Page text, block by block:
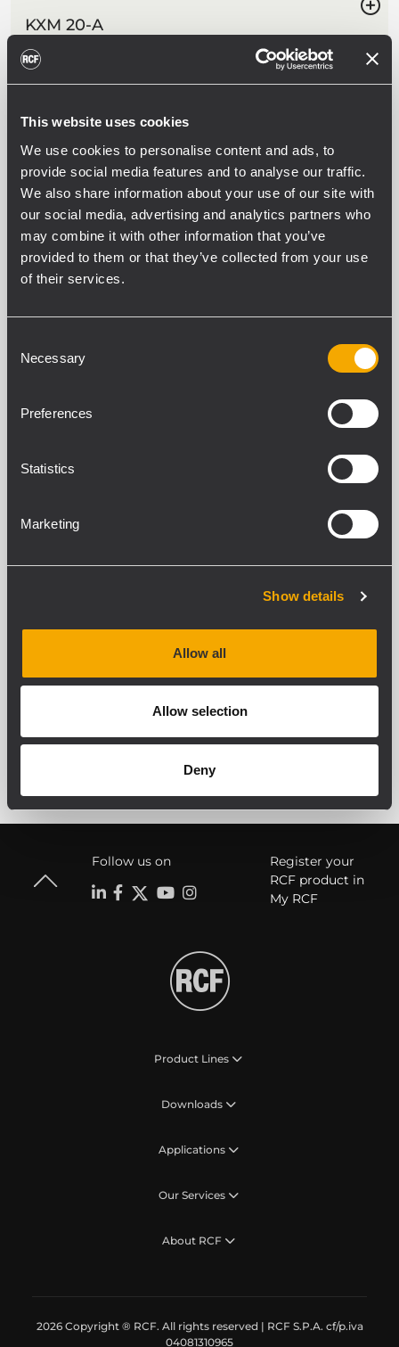
This website uses cookies
We use cookies to personalise content and ads, to
provide social media features and to analyse our traffic.
We also share information about your use of our site with
our social media, advertising and analytics partners who
may combine it with other information that you’ve
provided to them or that they’ve collected from your use
of their services.
Selection
Necessary
Preferences
Statistics
Marketing
Show details
Allow all
Allow selection
Deny
KXM 20-A
DÉFINITION
131 dB SPL max
Pavillon à directivité constante 90° x
2 graves 8” à aimant néodyme, bobine
2,5”.
TT 25-CXA
MONITEUR COAXIAL HAUTE DÉFINITION
ACTIF
mm, bobine mobile 63,5 mm
TT 20-CXA
RETOUR DE SCÈNE ACTIF 2 VOIES
131 dB SPL max
Amplificateur 2 canaux Classe D,
VOIR TOUS LES PRODUITS ARCHIVÉS
Follow us on
Register your
RCF product in
My RCF
Product Lines
Downloads
Applications
Our Services
About RCF
2026 Copyright ® RCF. All rights reserved | RCF S.P.A. cf/p.iva
04081310965